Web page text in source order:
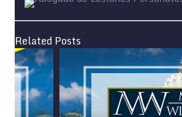
Related Posts